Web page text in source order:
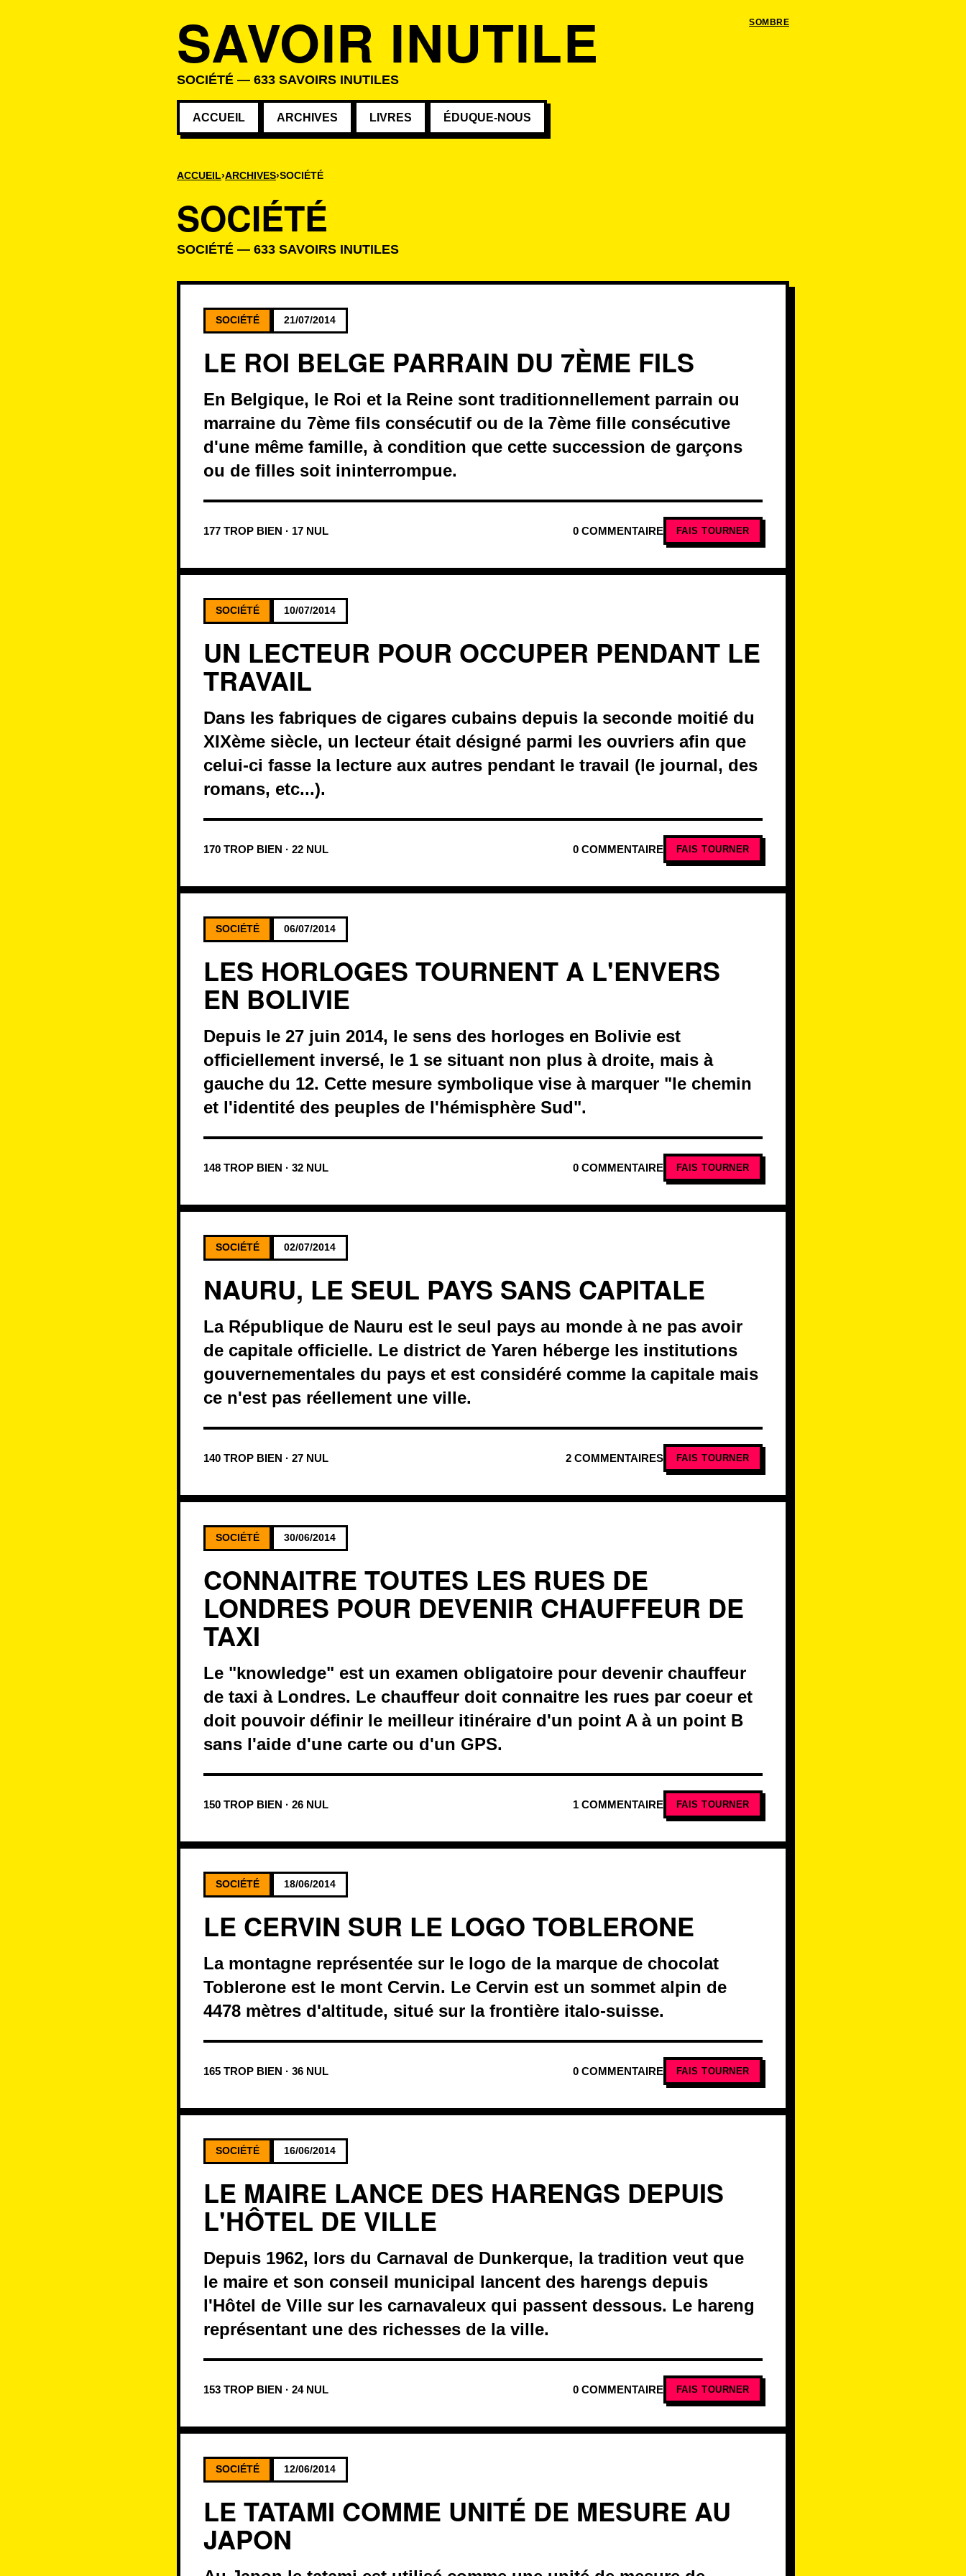
SOMBRE
SAVOIR INUTILE
SOCIÉTÉ — 633 SAVOIRS INUTILES
ACCUEIL ARCHIVES LIVRES ÉDUQUE-NOUS
ACCUEIL ARCHIVES SOCIÉTÉ
SOCIÉTÉ
SOCIÉTÉ — 633 SAVOIRS INUTILES
Savoirs de la catégorie
SOCIÉTÉ 21/07/2014
LE ROI BELGE PARRAIN DU 7ÈME FILS
En Belgique, le Roi et la Reine sont traditionnellement parrain ou
marraine du 7ème fils consécutif ou de la 7ème fille consécutive
d'une même famille, à condition que cette succession de garçons
ou de filles soit ininterrompue.
177 TROP BIEN · 17 NUL 0 COMMENTAIRE FAIS TOURNER
SOCIÉTÉ 10/07/2014
UN LECTEUR POUR OCCUPER PENDANT LE
TRAVAIL
Dans les fabriques de cigares cubains depuis la seconde moitié du
XIXème siècle, un lecteur était désigné parmi les ouvriers afin que
celui-ci fasse la lecture aux autres pendant le travail (le journal, des
romans, etc...).
170 TROP BIEN · 22 NUL 0 COMMENTAIRE FAIS TOURNER
SOCIÉTÉ 06/07/2014
LES HORLOGES TOURNENT A L'ENVERS
EN BOLIVIE
Depuis le 27 juin 2014, le sens des horloges en Bolivie est
officiellement inversé, le 1 se situant non plus à droite, mais à
gauche du 12. Cette mesure symbolique vise à marquer "le chemin
et l'identité des peuples de l'hémisphère Sud".
148 TROP BIEN · 32 NUL 0 COMMENTAIRE FAIS TOURNER
SOCIÉTÉ 02/07/2014
NAURU, LE SEUL PAYS SANS CAPITALE
La République de Nauru est le seul pays au monde à ne pas avoir
de capitale officielle. Le district de Yaren héberge les institutions
gouvernementales du pays et est considéré comme la capitale mais
ce n'est pas réellement une ville.
140 TROP BIEN · 27 NUL 2 COMMENTAIRES FAIS TOURNER
SOCIÉTÉ 30/06/2014
CONNAITRE TOUTES LES RUES DE
LONDRES POUR DEVENIR CHAUFFEUR DE
TAXI
Le "knowledge" est un examen obligatoire pour devenir chauffeur
de taxi à Londres. Le chauffeur doit connaitre les rues par coeur et
doit pouvoir définir le meilleur itinéraire d'un point A à un point B
sans l'aide d'une carte ou d'un GPS.
150 TROP BIEN · 26 NUL 1 COMMENTAIRE FAIS TOURNER
SOCIÉTÉ 18/06/2014
LE CERVIN SUR LE LOGO TOBLERONE
La montagne représentée sur le logo de la marque de chocolat
Toblerone est le mont Cervin. Le Cervin est un sommet alpin de
4478 mètres d'altitude, situé sur la frontière italo-suisse.
165 TROP BIEN · 36 NUL 0 COMMENTAIRE FAIS TOURNER
SOCIÉTÉ 16/06/2014
LE MAIRE LANCE DES HARENGS DEPUIS
L'HÔTEL DE VILLE
Depuis 1962, lors du Carnaval de Dunkerque, la tradition veut que
le maire et son conseil municipal lancent des harengs depuis
l'Hôtel de Ville sur les carnavaleux qui passent dessous. Le hareng
représentant une des richesses de la ville.
153 TROP BIEN · 24 NUL 0 COMMENTAIRE FAIS TOURNER
SOCIÉTÉ 12/06/2014
LE TATAMI COMME UNITÉ DE MESURE AU
JAPON